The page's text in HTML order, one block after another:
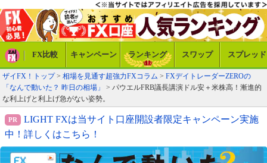
FX比較 キャンペーン ランキング スワップ スプレッド
ザイFX！トップ> 相場を見通す超強力FXコラム > FXデイトレーダーZEROの
「なんで動いた？ 昨日の相場」
> パウエルFRB議長講演ドル安＋米株高！漸進的
な利上げと利上げ急がない姿勢。
LIGHT FXは当サイト口座開設者限定キャンペーン実施
中！詳しくはこちら！